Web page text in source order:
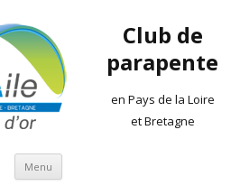
Club de
parapente
en Pays de la Loire
et Bretagne
Menu Aller
contenu